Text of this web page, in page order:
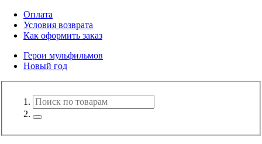
Оплата
Условия возврата
Как оформить заказ
Герои мульфильмов
Новый год